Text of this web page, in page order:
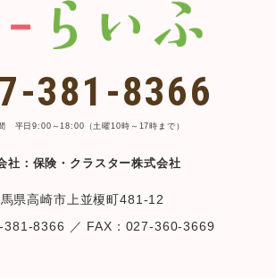
381-8366
平日9:00～18:00（土曜10時～17時まで）
社：保険・クラスター株式会社
県高崎市上並榎町481-12
381-8366 ／ FAX：027-360-3669